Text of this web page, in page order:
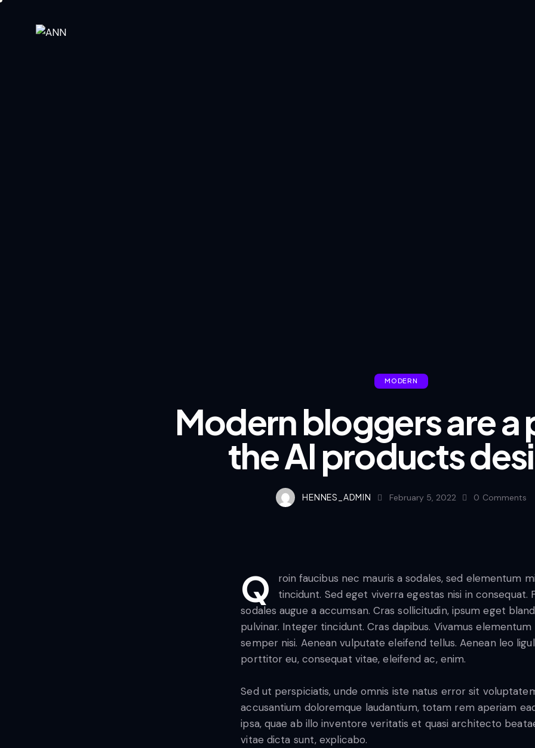
MODERN
Modern bloggers are a
the AI products
HENNES_ADMIN February 5, 2022 0 Comments
Q
roin faucibus nec mauris a sodales, sed elementum mi
tincidunt. Sed eget viverra egestas nisi in consequat.
sodales augue a accumsan. Cras sollicitudin, ipsum eget
pulvinar. Integer tincidunt. Cras dapibus. Vivamus elementum
semper nisi. Aenean vulputate eleifend tellus. Aenean leo
porttitor eu, consequat vitae, eleifend ac, enim.
Sed ut perspiciatis, unde omnis iste natus error sit
accusantium doloremque laudantium, totam rem aperiam
ipsa, quae ab illo inventore veritatis et quasi architecto
vitae dicta sunt, explicabo.